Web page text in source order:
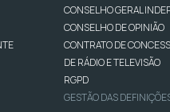
CONSELHO GERAL
CONSELHO DE OPINIÃO
CONTRATO DE
DE RÁDIO E TELEVISÃO
RGPD
GESTÃO DAS